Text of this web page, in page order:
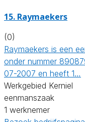
15. Raymaekers
(0)
Raymaekers is een
onder nummer
07-2007 en heeft 1…
Werkgebied Kerniel
eenmanszaak
1 werknemer